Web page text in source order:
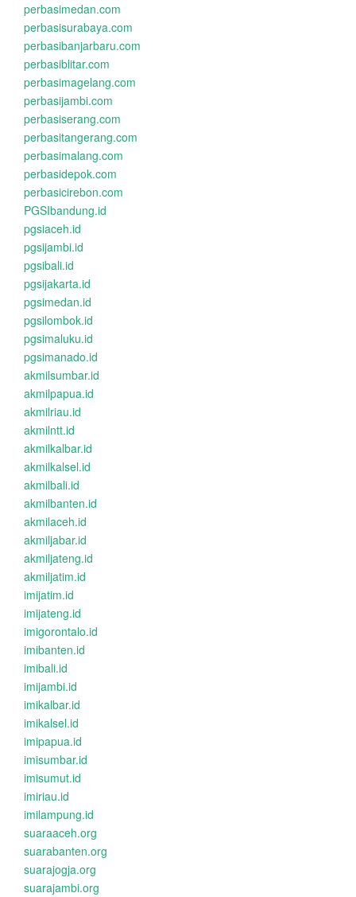
perbasimedan.com
perbasisurabaya.com
perbasibanjarbaru.com
perbasiblitar.com
perbasimagelang.com
perbasijambi.com
perbasiserang.com
perbasitangerang.com
perbasimalang.com
perbasidepok.com
perbasicirebon.com
PGSIbandung.id
pgsiaceh.id
pgsijambi.id
pgsibali.id
pgsijakarta.id
pgsimedan.id
pgsilombok.id
pgsimaluku.id
pgsimanado.id
akmilsumbar.id
akmilpapua.id
akmilriau.id
akmilntt.id
akmilkalbar.id
akmilkalsel.id
akmilbali.id
akmilbanten.id
akmilaceh.id
akmiljabar.id
akmiljateng.id
akmiljatim.id
imijatim.id
imijateng.id
imigorontalo.id
imibanten.id
imibali.id
imijambi.id
imikalbar.id
imikalsel.id
imipapua.id
imisumbar.id
imisumut.id
imiriau.id
imilampung.id
suaraaceh.org
suarabanten.org
suarajogja.org
suarajambi.org